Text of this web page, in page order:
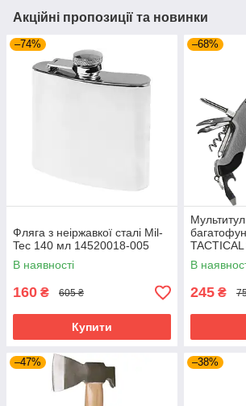
Акційні пропозиції та новинки
–74%
Фляга з неіржавкої сталі Mil-
Tec 140 мл 14520018-005
В наявності
160 ₴ 605 ₴
Купити
–68%
Мультитул
MFKP-R
В
245 ₴
–47% –38%